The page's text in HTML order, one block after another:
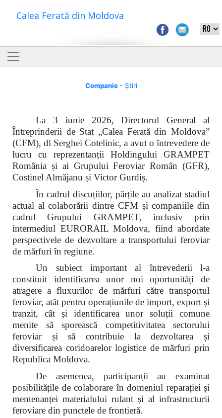
Calea Ferată din Moldova
Companie- Știri
La 3 iunie 2026, Directorul General al
Întreprinderii de Stat „Calea Ferată din Moldova”
(CFM), dl Serghei Cotelinic, a avut o întrevedere de
lucru cu reprezentanții Holdingului GRAMPET
România și ai Grupului Feroviar Român (GFR),
Costinel Almăjanu și Victor Gurdiș.
În cadrul discuțiilor, părțile au analizat stadiul
actual al colaborării dintre CFM și companiile din
cadrul Grupului GRAMPET, inclusiv prin
intermediul EURORAIL Moldova, fiind abordate
perspectivele de dezvoltare a transportului feroviar
de mărfuri în regiune.
Un subiect important al întrevederii l-a
constituit identificarea unor noi oportunități de
atragere a fluxurilor de mărfuri către transportul
feroviar, atât pentru operațiunile de import, export și
tranzit, cât și identificarea unor soluții comune
menite să sporească competitivitatea sectorului
feroviar și să contribuie la dezvoltarea și
diversificarea coridoarelor logistice de mărfuri prin
Republica Moldova.
De asemenea, participanții au examinat
posibilitățile de colaborare în domeniul reparației și
mentenanței materialului rulant și al infrastructurii
feroviare din punctele de frontieră.